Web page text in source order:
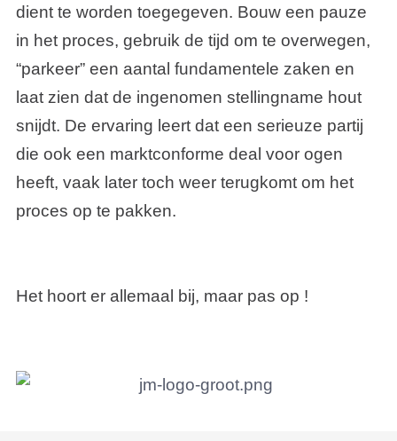
dient te worden toegegeven. Bouw een pauze
in het proces, gebruik de tijd om te overwegen,
“parkeer” een aantal fundamentele zaken en
laat zien dat de ingenomen stellingname hout
snijdt. De ervaring leert dat een serieuze partij
die ook een marktconforme deal voor ogen
heeft, vaak later toch weer terugkomt om het
proces op te pakken.
Het hoort er allemaal bij, maar pas op !